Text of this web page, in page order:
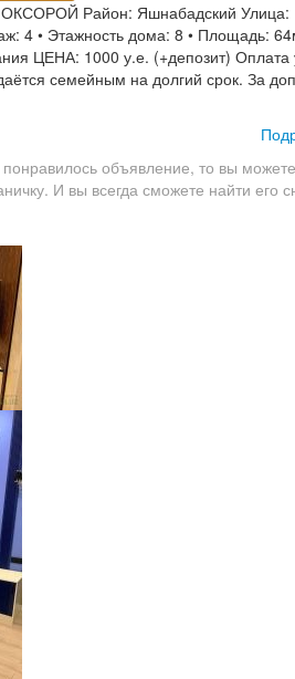
Район: Яшнабадский Улица:
4 • Этажность дома: 8 • Площадь:
ЦЕНА: 1000 у.е. (+депозит) Оплата
семейным на долгий срок. За
объявление, то вы
И вы всегда сможете найти его